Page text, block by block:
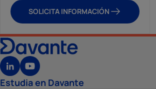
SOLICITA INFORMACIÓN
Estudia en Davante